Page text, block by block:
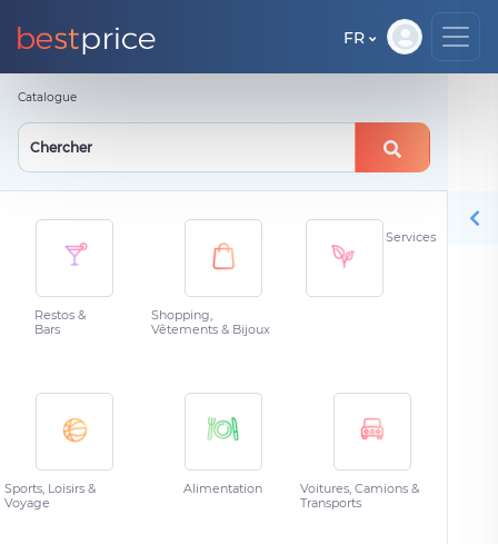
FR
Catalogue
Restos &
Bars
Shopping,
Vêtements & Bijoux
Services
Sports, Loisirs &
Voyage
Alimentation
Voitures, Camions &
Transports